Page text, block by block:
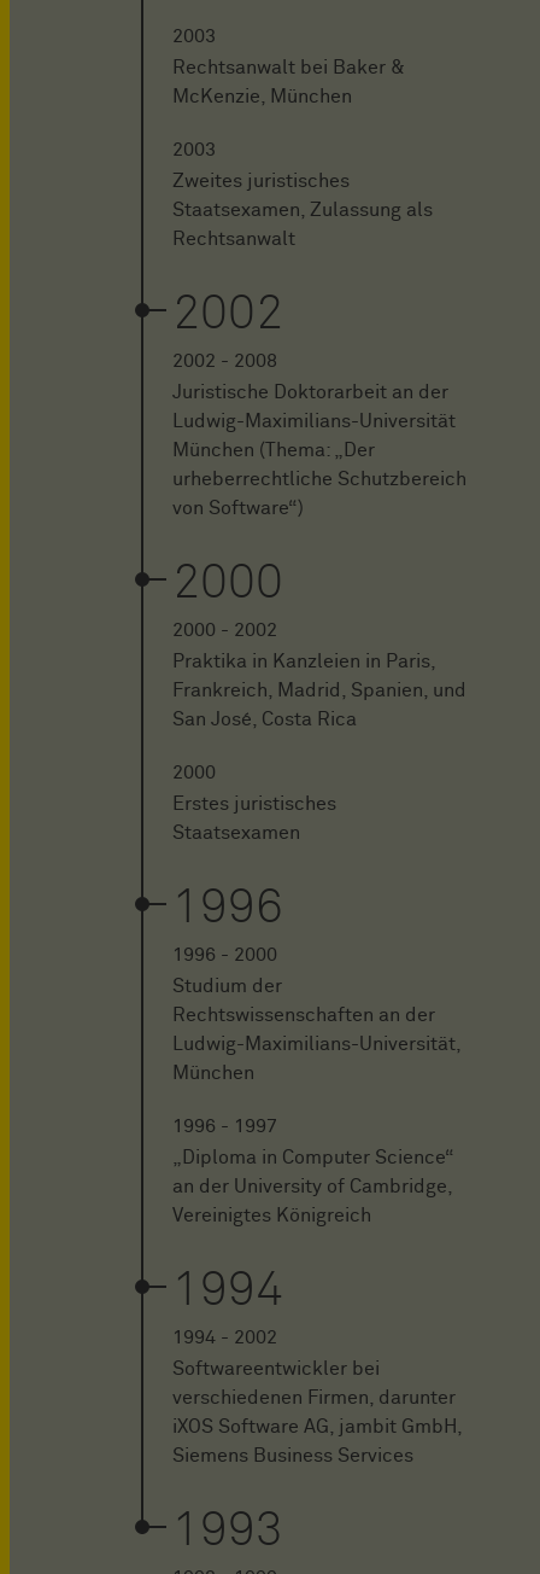
2003
Rechtsanwalt bei Baker &
McKenzie, München
2003
Zweites juristisches
Staatsexamen, Zulassung als
Rechtsanwalt
2002
2002 - 2008
Juristische Doktorarbeit an der
Ludwig-Maximilians-Universität
München (Thema: „Der
urheberrechtliche Schutzbereich
von Software“)
2000
2000 - 2002
Praktika in Kanzleien in Paris,
Frankreich, Madrid, Spanien, und
San José, Costa Rica
2000
Erstes juristisches
Staatsexamen
1996
1996 - 2000
Studium der
Rechtswissenschaften an der
Ludwig-Maximilians-Universität,
München
1996 - 1997
„Diploma in Computer Science“
an der University of Cambridge,
Vereinigtes Königreich
1994
1994 - 2002
Softwareentwickler bei
verschiedenen Firmen, darunter
iXOS Software AG, jambit GmbH,
Siemens Business Services
1993